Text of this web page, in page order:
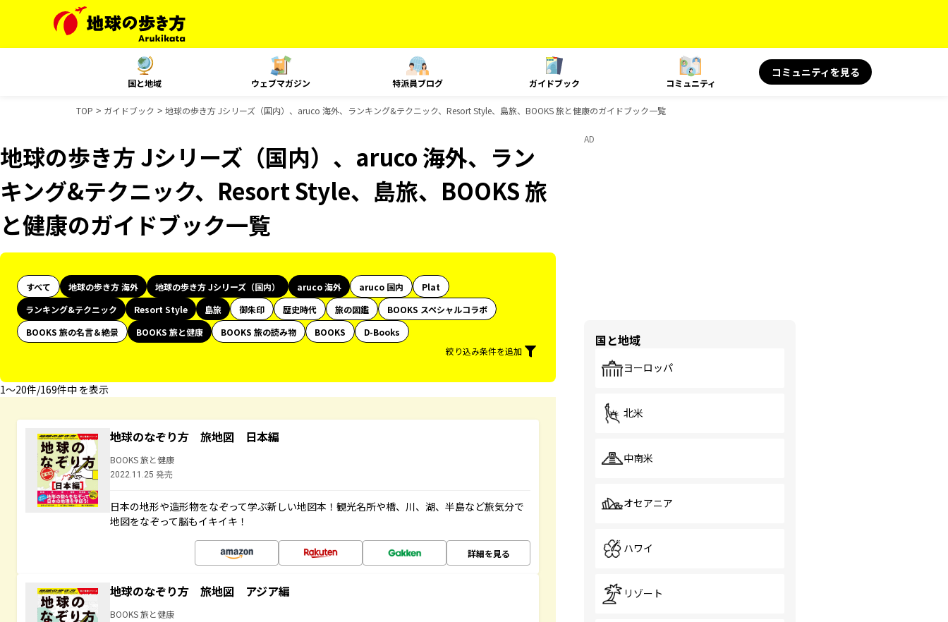
国と地域 ウェブマガジン 特派員ブログ ガイドブック コミュニティ
コミュニティを見る
TOP ガイドブック 地球の歩き方 Jシリーズ（国内）、aruco 海外、ランキング&テクニック、Resort Style、島旅、BOOKS 旅と健康のガイドブック一覧
地球の歩き方 Jシリーズ（国内）、aruco 海外、ラン
キング&テクニック、Resort Style、島旅、BOOKS 旅
と健康のガイドブック一覧
すべて 地球の歩き方 海外 地球の歩き方 Jシリーズ（国内） aruco 海外 aruco 国内
Plat
ランキング&テクニック
Resort Style 島旅 御朱印 歴史時代 旅の図鑑
BOOKS スペシャルコラボ
BOOKS 旅の名言＆絶景
BOOKS 旅と健康 BOOKS 旅の読み物 BOOKS
D-Books
絞り込み条件を追加
1〜20件/169件中 を表示
地球のなぞり方 旅地図 日本編
BOOKS 旅と健康
2022.11.25 発売
日本の地形や造形物をなぞって学ぶ新しい地図本！観光名所や橋、川、湖、半島など旅気分で
地図をなぞって脳もイキイキ！
詳細を見る
地球のなぞり方 旅地図 アジア編
BOOKS 旅と健康
AD
国と地域
ヨーロッパ
北米
中南米
オセアニア
ハワイ
リゾート